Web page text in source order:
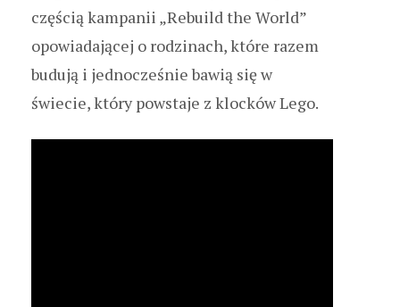
częścią kampanii „Rebuild the World”
opowiadającej o rodzinach, które razem
budują i jednocześnie bawią się w
świecie, który powstaje z klocków Lego.